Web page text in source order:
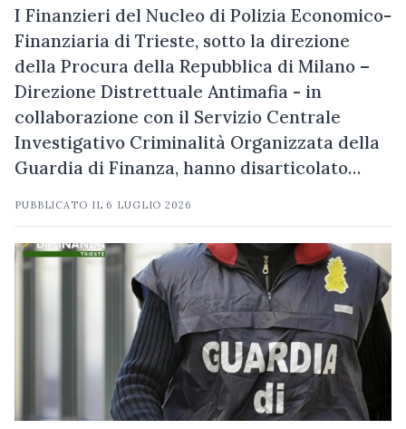
I Finanzieri del Nucleo di Polizia Economico-
Finanziaria di Trieste, sotto la direzione
della Procura della Repubblica di Milano –
Direzione Distrettuale Antimafia - in
collaborazione con il Servizio Centrale
Investigativo Criminalità Organizzata della
Guardia di Finanza, hanno disarticolato…
PUBBLICATO IL 6 LUGLIO 2026